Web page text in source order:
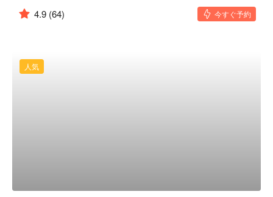
4.9 (64) 今すぐ予約
人気